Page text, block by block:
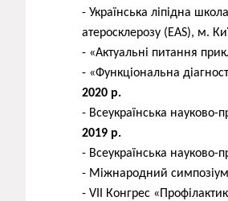
- Українська ліпідна
атеросклерозу (EAS), м.
- «Актуальні питання
- «Функціональна
2020 р.
- Всеукраїнська науково-
2019 р.
- Всеукраїнська науково-
- Міжнародний симпозіум
- VII Конгрес